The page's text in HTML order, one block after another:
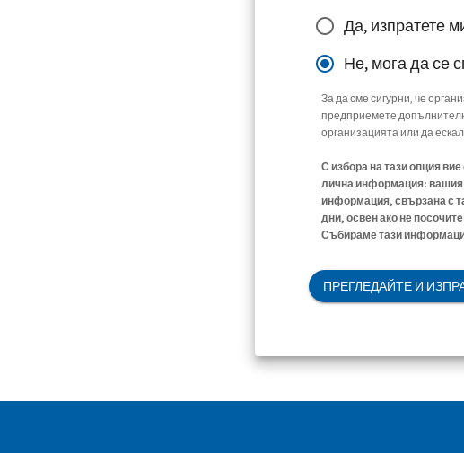
Да, изпратете
Не, мога да се
За да сме сигурни, че
предприемете
организацията или да
С избора на тази опция
лична информация: вашия
информация, свързана с
дни, освен ако не
Събираме тази
ПРЕГЛЕДАЙТЕ И